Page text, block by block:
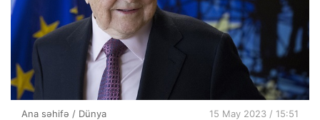
Ana səhifə / Dünya 15 May 2023 / 15:51